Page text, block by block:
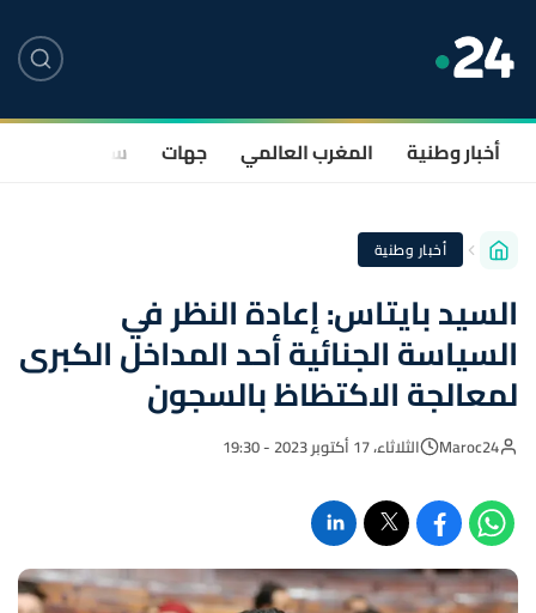
أخبار وطنية المغرب العالمي جهات سياسة
أخبار وطنية
السيد بايتاس: إعادة النظر في
السياسة الجنائية أحد المداخل الكبرى
لمعالجة الاكتظاظ بالسجون
Maroc24 الثلاثاء، 17 أكتوبر 2023 - 19:30